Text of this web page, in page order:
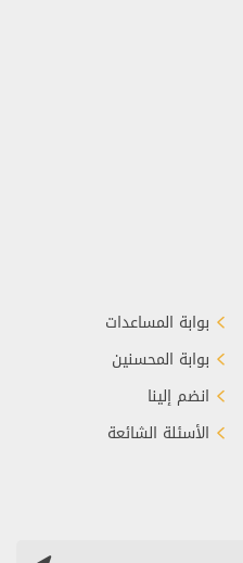
بوابة المساعدات
بوابة المحسنين
انضم إلينا
الأسئلة الشائعة